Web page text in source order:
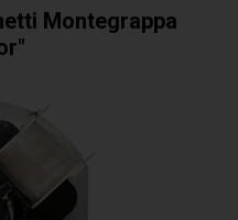
Montegrappa